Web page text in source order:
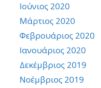
Ιούνιος 2020
Μάρτιος 2020
Φεβρουάριος 2020
Ιανουάριος 2020
Δεκέμβριος 2019
Νοέμβριος 2019